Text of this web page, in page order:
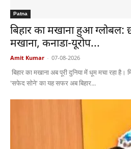
Patna
बिहार का मखाना हुआ ग्लोबल:
मखाना, कनाडा-यूरोप...
Amit Kumar - 07-08-2026
बिहार का मखाना अब पूरी दुनिया में धूम मचा रहा
'सफेद सोने' का यह सफर अब बिहार...